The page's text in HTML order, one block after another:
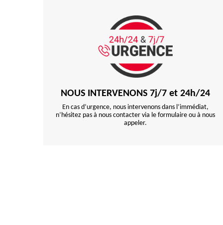
NOUS INTERVENONS 7j/7 et 24h/24
En cas d’urgence, nous intervenons dans l’immédiat,
n’hésitez pas à nous contacter via le formulaire ou à nous
appeler.